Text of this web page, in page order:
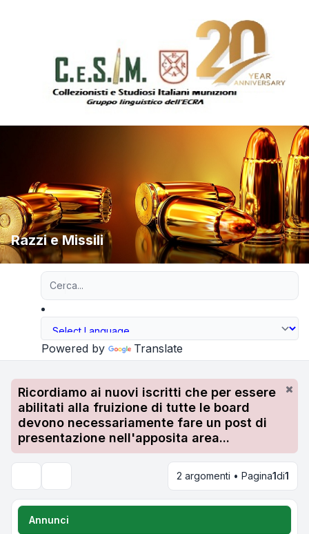
Razzi e Missili
Powered by Translate
Ricordiamo ai nuovi iscritti che per essere
abilitati alla fruizione di tutte le board
devono necessariamente fare un post di
presentazione nell'apposita area...
2 argomenti • Pagina1di1
Annunci